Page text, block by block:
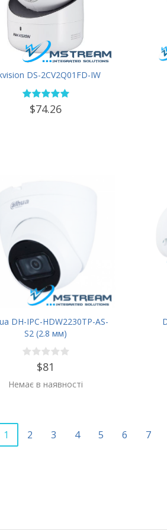
DS-2CV2Q01FD-IW
$74.26
DH-IPC-HDW2230TP-AS-
S2 (2.8 мм)
$81
Немає в наявності
1 2 3 4 5 6 7